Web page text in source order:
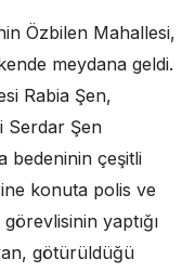
Özbilen Mahallesi,
meydana geldi.
Rabia Şen,
Serdar Şen
bedeninin çeşitli
konuta polis ve
yaptığı
götürüldüğü